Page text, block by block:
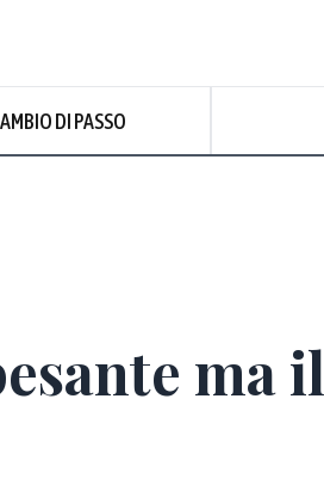
DI PASSO
soleggiato
ma il